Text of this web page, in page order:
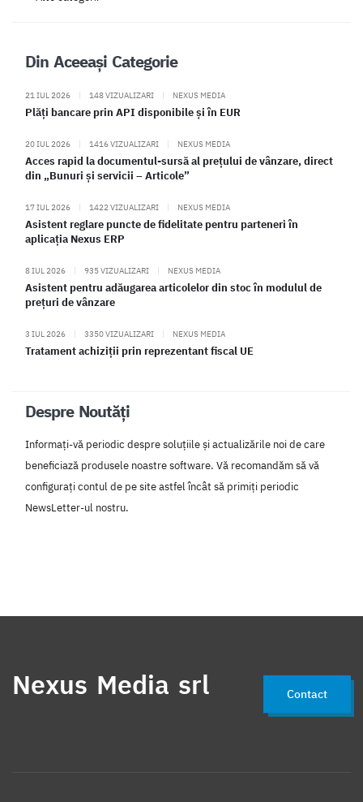
Din Aceeași Categorie
21 IUL 2026 | 148 VIZUALIZARI | NEXUS MEDIA
Plăți bancare prin API disponibile și în EUR
20 IUL 2026 | 1416 VIZUALIZARI | NEXUS MEDIA
Acces rapid la documentul-sursă al prețului de vânzare, direct
din „Bunuri și servicii – Articole”
17 IUL 2026 | 1422 VIZUALIZARI | NEXUS MEDIA
Asistent reglare puncte de fidelitate pentru parteneri în
aplicația Nexus ERP
8 IUL 2026 | 935 VIZUALIZARI | NEXUS MEDIA
Asistent pentru adăugarea articolelor din stoc în modulul de
prețuri de vânzare
3 IUL 2026 | 3350 VIZUALIZARI | NEXUS MEDIA
Tratament achiziții prin reprezentant fiscal UE
Despre Noutăți
Informați-vă periodic despre soluțiile și actualizările noi de care
beneficiază produsele noastre software. Vă recomandăm să vă
configurați contul de pe site astfel încât să primiți periodic
NewsLetter-ul nostru.
Nexus Media srl Contact